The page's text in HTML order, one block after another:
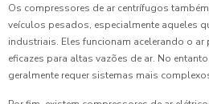
Os compressores de ar centrífugos
veículos pesados, especialmente aqueles
industriais. Eles funcionam acelerando o
eficazes para altas vazões de ar. No
geralmente requer sistemas mais